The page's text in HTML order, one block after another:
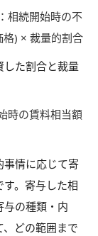
相続開始時の不
) × 裁量的割合
した割合と裁量
時の賃料相当額
事情に応じて寄
。寄与した相
の種類・内
どの範囲まで